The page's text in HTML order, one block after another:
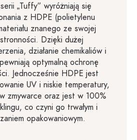
„Tuffy” wyróżniają się
z HDPE (polietylenu
znanego ze swojej
Dzięki dużej
działanie chemikaliów i
optymalną ochronę
Jednocześnie HDPE jest
UV i niskie temperatury,
zmywarce oraz jest w 100%
co czyni go trwałym i
opakowaniowym.